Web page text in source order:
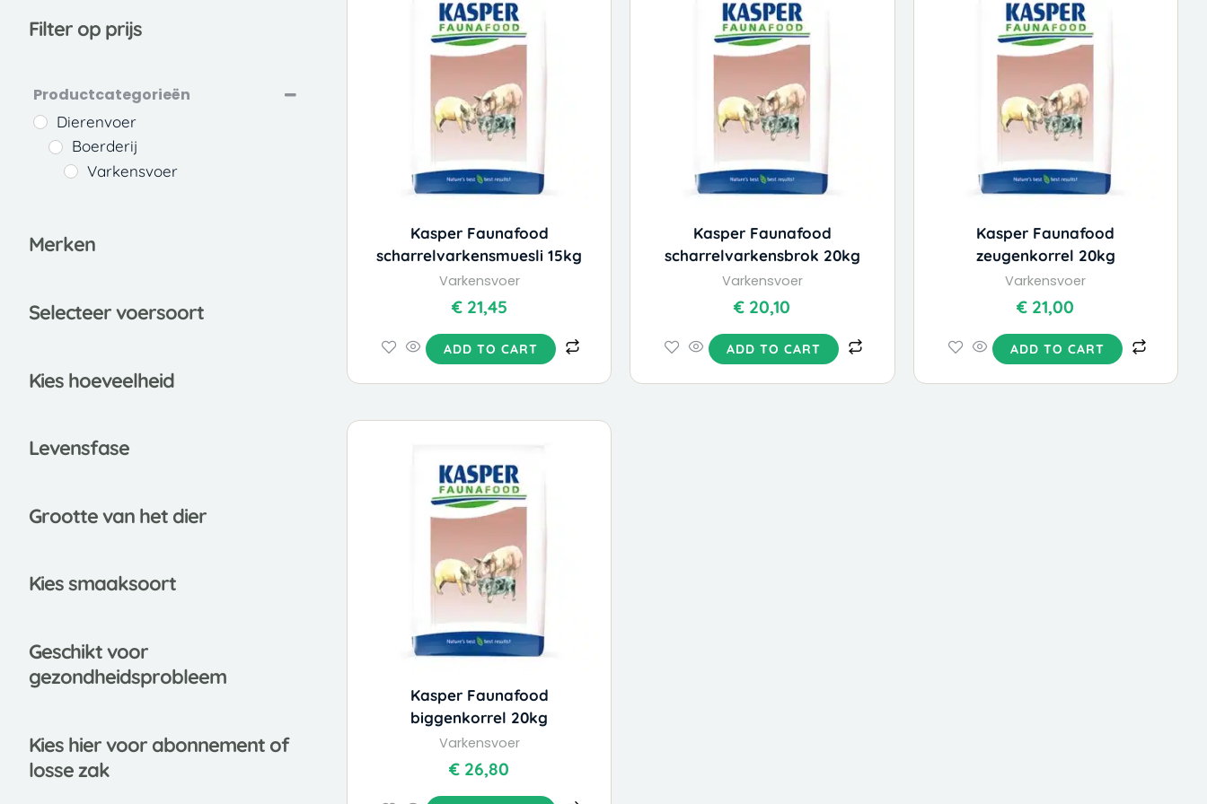
Filter op prijs
Productcategorieën
Dierenvoer
Boerderij
Varkensvoer
Merken
Selecteer voersoort
Kies hoeveelheid
Levensfase
Grootte van het dier
Kies smaaksoort
Geschikt voor
gezondheidsprobleem
Kies hier voor abonnement of
losse zak
Kasper Faunafood
scharrelvarkensmuesli 15kg
Varkensvoer
€21,45
ADD TO CART
Kasper Faunafood
scharrelvarkensbrok 20kg
Varkensvoer
€ 20,10
ADD TO CART
Kasper Faunafood
zeugenkorrel 20kg
Varkensvoer
€ 21,00
ADD TO CART
Kasper Faunafood
biggenkorrel 20kg
Varkensvoer
€ 26,80